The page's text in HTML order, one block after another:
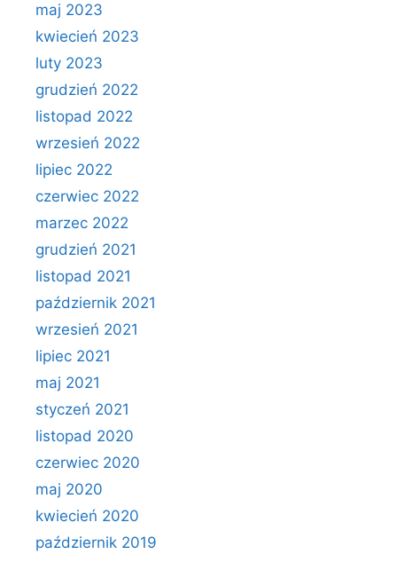
maj 2023
kwiecień 2023
luty 2023
grudzień 2022
listopad 2022
wrzesień 2022
lipiec 2022
czerwiec 2022
marzec 2022
grudzień 2021
listopad 2021
październik 2021
wrzesień 2021
lipiec 2021
maj 2021
styczeń 2021
listopad 2020
czerwiec 2020
maj 2020
kwiecień 2020
październik 2019